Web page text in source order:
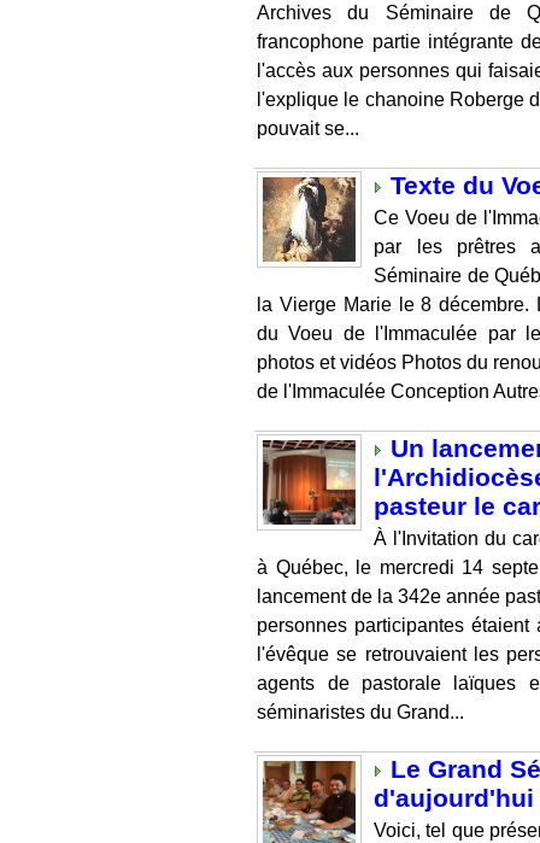
Archives du Séminaire de
francophone partie intégrante
l'accès aux personnes qui
l'explique le chanoine Roberge
pouvait se...
Texte du
Ce Voeu de
par les prêtres
Séminaire de
la Vierge Marie le 8 décembre.
du Voeu de l'Immaculée par
photos et vidéos Photos du
de l'Immaculée Conception
Un
pasteur le
À l'Invitation du
à Québec, le mercredi 14
lancement de la 342e année
personnes participantes
l'évêque se retrouvaient les
agents de pastorale laïques
séminaristes du Grand...
Le Grand
d'aujourd'hui
Voici, tel que